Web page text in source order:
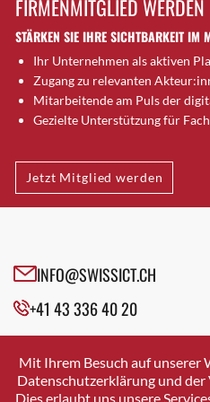
Brütten
Bubendorf
Bubikon
Buchs (SG)
Burgdorf
Bülach
Cazis
Cham
Davos Platz
Davos Platz 1
Dietikon
Dietlikon
FIRMENMITGLIED WERDEN
STÄRKEN SIE IHRE SICHTBARKEIT IM
Ihr Unternehmen als aktiven
Zugang zu relevanten
Mitarbeitende am Puls der
Gezielte Unterstützung für
Jetzt Mitglied werden
INFO@SWISSICT.CH
+41 43 336 40 20
SWISSICT
VULKANSTRASSE 120
8048 ZURICH
Mit Ihrem Besuch auf unserer
Datenschutzerklärung und der
Dies erlaubt uns unsere